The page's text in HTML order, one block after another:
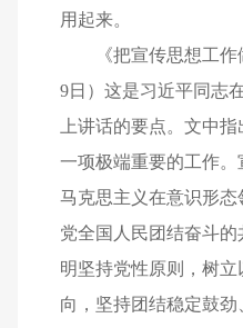
用起来。
《把宣传思想工
9日）这是习近平同志
上讲话的要点。文中
一项极端重要的工作
马克思主义在意识形
党全国人民团结奋斗
明坚持党性原则，树
向，坚持团结稳定鼓